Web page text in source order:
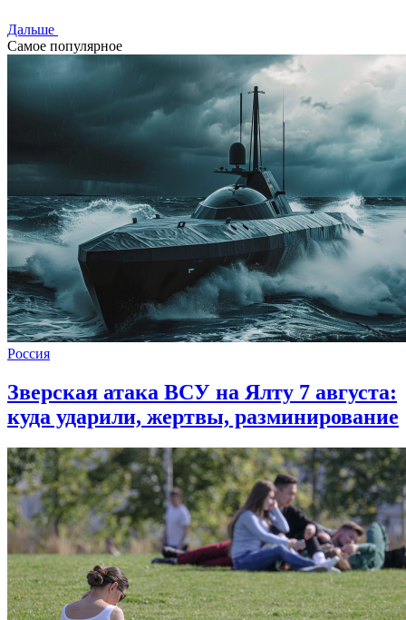
Дальше
Самое популярное
Россия
Зверская атака ВСУ на Ялту 7 августа:
куда ударили, жертвы, разминирование